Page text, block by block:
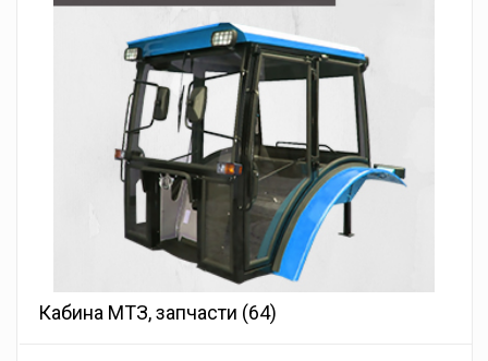
Кабина МТЗ, запчасти (64)